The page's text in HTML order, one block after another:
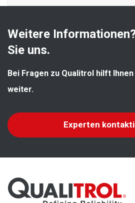
Weitere
Sie uns.
Bei Fragen zu Qualitrol hilft
weiter.
Experten